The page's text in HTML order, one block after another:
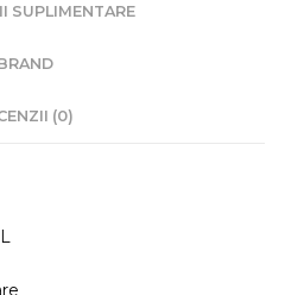
SUPLIMENTARE
(0)